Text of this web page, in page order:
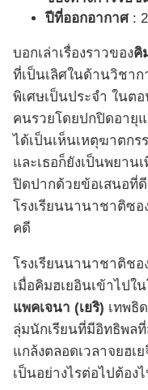
ปีที่ออกอากาศ :
บอกเล่าเรื่องราวของคิ
ที่เป็นเลิศในด้านวิชาก
พิเศษเป็นประจำ ในต
คนรวยโดยปกปิดอายุ
ได้เป็นเห็นเหตุฆาตกร
และเธอก็ยังเป็นพยาน
ปิดปากด้วยข้อเสนอที่
โรงเรียนนานาชาติซอ
คดี
โรงเรียนนานาชาติช
เมื่อคิมฮเยอินเข้าไปใ
แพคเจนา (เยริ) เทพธิ
ลุ่มนักเรียนที่มีอิทธิพลที่
แกล้งตลอดเวลาจยฮเ
เป็นอย่างไรต่อไปต้อง